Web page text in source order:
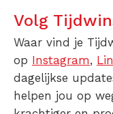
Volg
Waar vind je
op Instagram,
dagelijkse
helpen jou op